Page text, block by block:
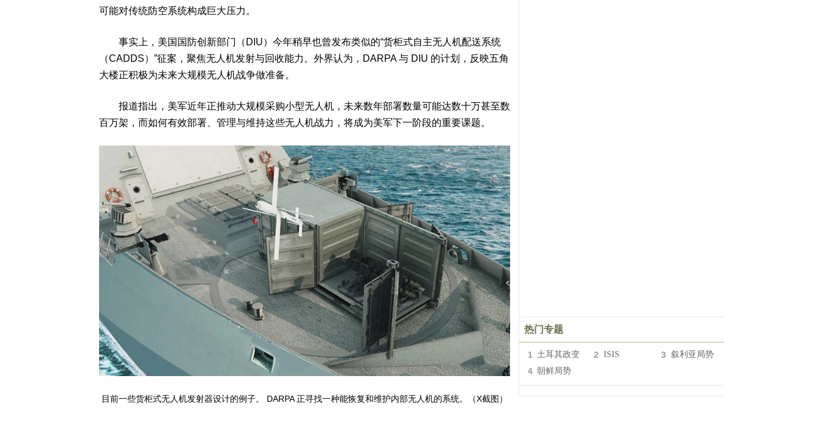
可能对传统防空系统构成巨大压力。
事实上，美国国防创新部门（DIU）今年稍早也曾发布类似的“货柜式自主无人机配送系统
（CADDS）”征案，聚焦无人机发射与回收能力。外界认为，DARPA 与 DIU 的计划，反映五角
大楼正积极为未来大规模无人机战争做准备。
报道指出，美军近年正推动大规模采购小型无人机，未来数年部署数量可能达数十万甚至数
百万架，而如何有效部署、管理与维持这些无人机战力，将成为美军下一阶段的重要课题。
目前一些货柜式无人机发射器设计的例子。 DARPA 正寻找一种能恢复和维护内部无人机的系统。（X截图）
热门专题
1 土耳其政变 2 ISIS 3 叙利亚局势
4 朝鲜局势